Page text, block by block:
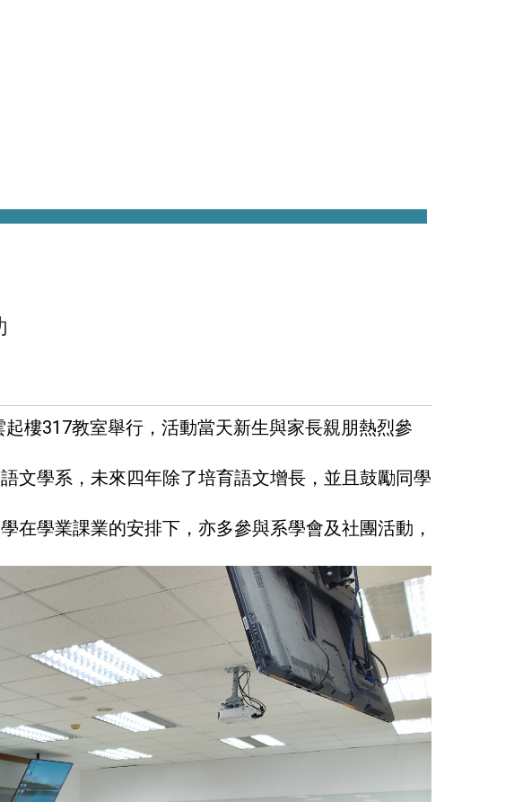
樓317教室舉行，活動當天新生與家長親朋熱烈參
文學系，未來四年除了培育語文增長，並且鼓勵同學
在學業課業的安排下，亦多參與系學會及社團活動，